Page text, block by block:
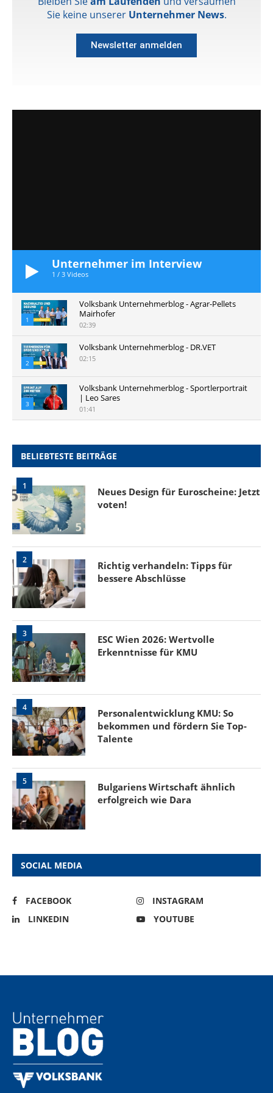
Sie keine unserer Unternehmer News.
Newsletter anmelden
Unternehmer im Interview
1 / 3 Videos
1
Volksbank Unternehmerblog - Agrar-Pellets
Mairhofer
02:39
2
Volksbank Unternehmerblog - DR.VET
02:15
3
Volksbank Unternehmerblog - Sportlerportrait
| Leo Sares
01:41
BELIEBTESTE BEITRÄGE
1
Neues Design für Euroscheine: Jetzt
voten!
2
Richtig verhandeln: Tipps für
bessere Abschlüsse
3
ESC Wien 2026: Wertvolle
Erkenntnisse für KMU
4
Personalentwicklung KMU: So
bekommen und fördern Sie Top-
Talente
5
Bulgariens Wirtschaft ähnlich
erfolgreich wie Dara
SOCIAL MEDIA
FACEBOOK
INSTAGRAM
LINKEDIN
YOUTUBE